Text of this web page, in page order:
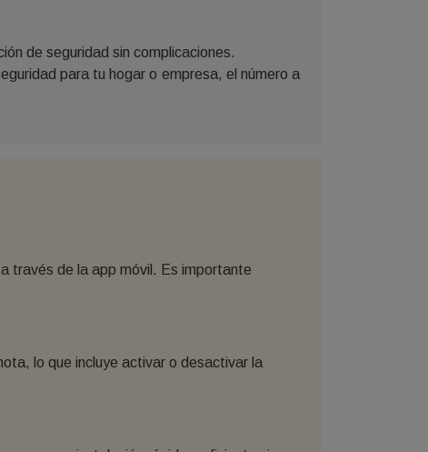
de seguridad sin complicaciones.
para tu hogar o empresa, el número a
través de la app móvil. Es importante
lo que incluye activar o desactivar la